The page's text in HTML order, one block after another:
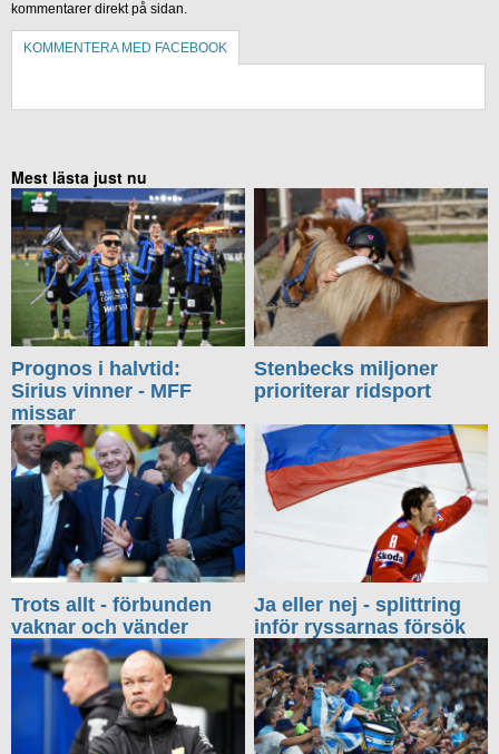
kommentarer direkt på sidan.
KOMMENTERA MED FACEBOOK
Mest lästa just nu
Prognos i halvtid:
Sirius vinner - MFF
missar
Stenbecks miljoner
prioriterar ridsport
Trots allt - förbunden
vaknar och vänder
Ja eller nej - splittring
inför ryssarnas försök